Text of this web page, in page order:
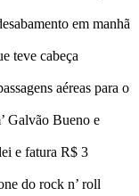
em manhã
teve cabeça
aéreas para o
Galvão Bueno e
e fatura R$ 3
do rock n’ roll